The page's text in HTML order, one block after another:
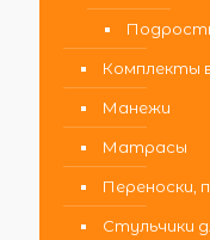
Комплекты
Манежи
Матрасы
Переноски,
Стульчики